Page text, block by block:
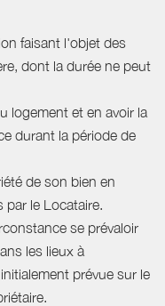
faisant l'objet des
dont la durée ne peut
logement et en avoir la
durant la période de
de son bien en
par le Locataire.
se prévaloir
les lieux à
prévue sur le